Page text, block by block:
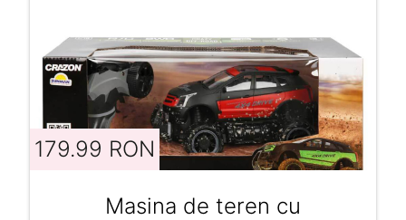
179.99 RON
Masina de teren cu